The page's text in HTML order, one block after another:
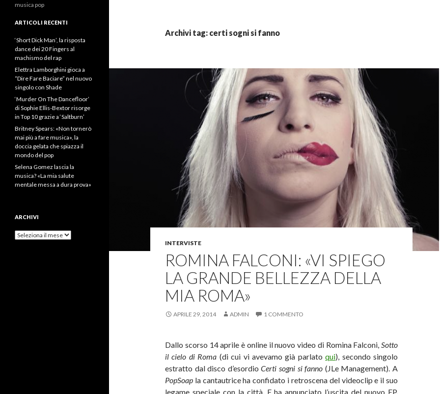
Archivi tag: certi sogni si fanno
INTERVISTE
ROMINA FALCONI: «VI SPIEGO
LA GRANDE BELLEZZA DELLA
MIA ROMA»
APRILE 29, 2014 ADMIN 1 COMMENTO
Dallo scorso 14 aprile è online il nuovo video di Romina Falconi, Sotto
il cielo di Roma (di cui vi avevamo già parlatoqui), secondo singolo
estratto dal disco d’esordioCerti sogni si fanno (JLe Management). A
PopSoap la cantautrice ha confidato i retroscena del videoclip e il suo
legame speciale con la città. E ha annunciato l’uscita del nuovo EP.
musica pop
ARTICOLI RECENTI
‘Short Dick Man’, la risposta
dance dei 20 Fingers al
machismo del rap
Elettra Lamborghini gioca a
“Dire Fare Baciare” nel nuovo
singolo con Shade
‘Murder On The Dancefloor’
di Sophie Ellis-Bextor risorge
in Top 10 grazie a ‘Saltburn’
Britney Spears: «Non tornerò
mai più a fare musica», la
doccia gelata che spiazza il
mondo del pop
Selena Gomez lascia la
musica? «La mia salute
mentale messa a dura prova»
ARCHIVI
Archivi